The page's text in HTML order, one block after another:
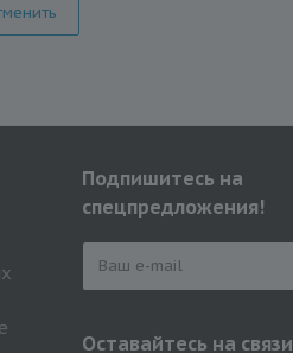
Подпишитесь на
спецпредложения!
Оставайтесь на связи